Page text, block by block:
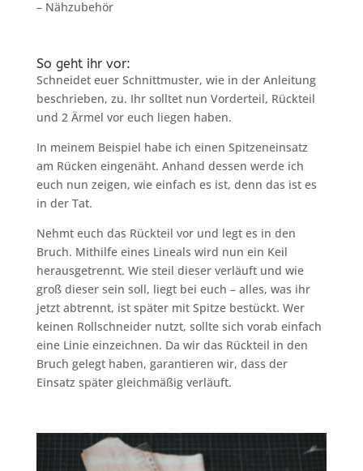
– Nähzubehör
So geht ihr vor:
Schneidet euer Schnittmuster, wie in der Anleitung
beschrieben, zu. Ihr solltet nun Vorderteil, Rückteil
und 2 Ärmel vor euch liegen haben.
In meinem Beispiel habe ich einen Spitzeneinsatz
am Rücken eingenäht. Anhand dessen werde ich
euch nun zeigen, wie einfach es ist, denn das ist es
in der Tat.
Nehmt euch das Rückteil vor und legt es in den
Bruch. Mithilfe eines Lineals wird nun ein Keil
herausgetrennt. Wie steil dieser verläuft und wie
groß dieser sein soll, liegt bei euch – alles, was ihr
jetzt abtrennt, ist später mit Spitze bestückt. Wer
keinen Rollschneider nutzt, sollte sich vorab einfach
eine Linie einzeichnen. Da wir das Rückteil in den
Bruch gelegt haben, garantieren wir, dass der
Einsatz später gleichmäßig verläuft.